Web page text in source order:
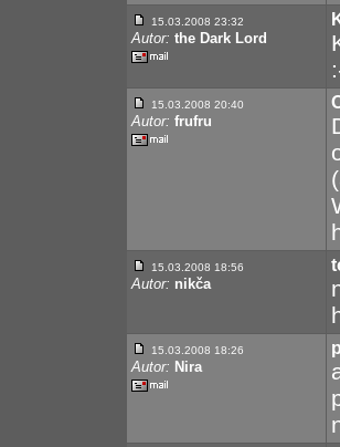
15.03.2008 23:32
Autor: the Dark Lord
15.03.2008 20:40
Autor: frufru
15.03.2008 18:56
Autor: nikča
15.03.2008 18:26
Autor: Nira